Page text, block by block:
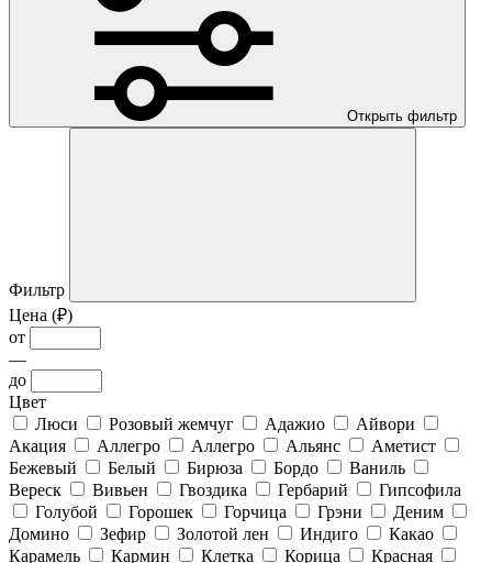
Открыть фильтр
Фильтр
Цена (₽)
от
—
до
Цвет
Люси
Розовый жемчуг Адажио
Айвори
Акация
Аллегро Аллегро Альянс
Аметист
Бежевый
Белый Бирюза Бордо
Ваниль
Вереск
Вивьен Гвоздика Гербарий
Гипсофила
Голубой
Горошек Горчица Грэни
Деним
Домино
Зефир Золотой лен Индиго
Какао
Карамель
Кармин Клетка Корица
Красная